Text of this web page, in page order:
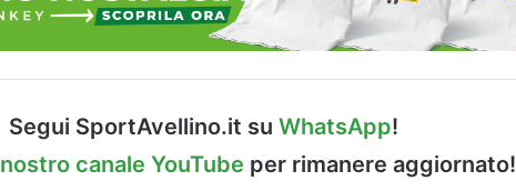
Segui SportAvellino.it su WhatsApp!
nostro canale YouTube per rimanere aggiornato!